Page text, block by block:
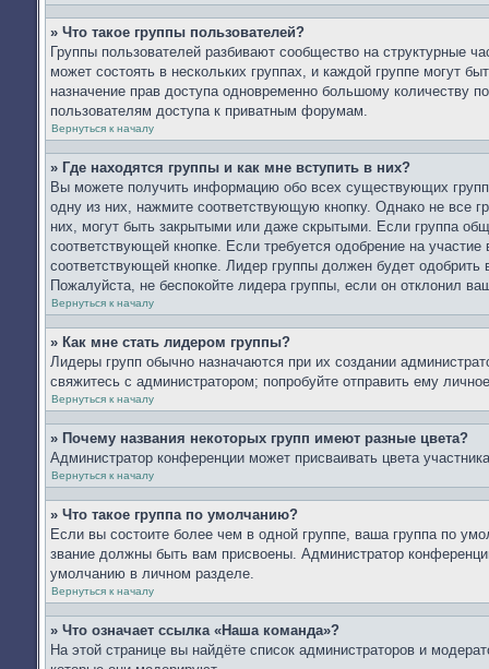
» Что такое группы пользователей?
Группы пользователей разбивают сообщество на структурные
может состоять в нескольких группах, и каждой группе могут
назначение прав доступа одновременно большому количеству
пользователям доступа к приватным форумам.
Вернуться к началу
» Где находятся группы и как мне вступить в них?
Вы можете получить информацию обо всех существующих
одну из них, нажмите соответствующую кнопку. Однако не все
них, могут быть закрытыми или даже скрытыми. Если группа
соответствующей кнопке. Если требуется одобрение на
соответствующей кнопке. Лидер группы должен будет
Пожалуйста, не беспокойте лидера группы, если он отклонил
Вернуться к началу
» Как мне стать лидером группы?
Лидеры групп обычно назначаются при их создании
свяжитесь с администратором; попробуйте отправить ему
Вернуться к началу
» Почему названия некоторых групп имеют разные цвета?
Администратор конференции может присваивать цвета
Вернуться к началу
» Что такое группа по умолчанию?
Если вы состоите более чем в одной группе, ваша группа по
звание должны быть вам присвоены. Администратор
умолчанию в личном разделе.
Вернуться к началу
» Что означает ссылка «Наша команда»?
На этой странице вы найдёте список администраторов и